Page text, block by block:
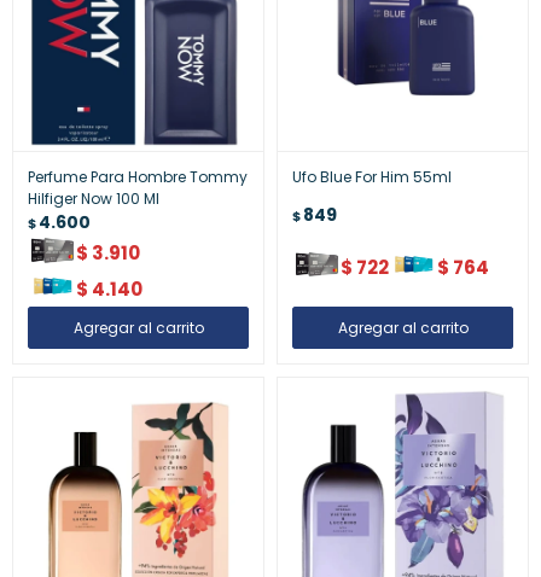
Perfume Para Hombre Tommy
Hilfiger Now 100 Ml
$4.600
$ 3.910
$ 4.140
Ufo Blue For Him 55ml
$849
$ 722 $ 764